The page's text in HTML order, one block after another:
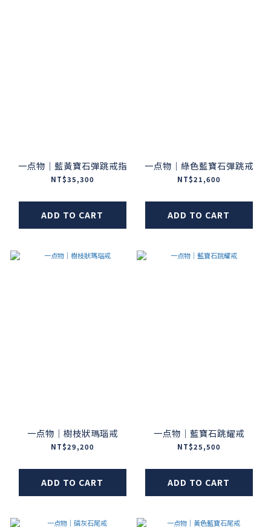
一点物｜藍黃寶石彈跳戒指
NT$35,300
ADD TO CART
一点物｜綠色藍寶石彈跳戒
NT$21,600
ADD TO CART
一点物｜樹枝狀瑪瑙戒
NT$29,200
ADD TO CART
一点物｜藍寶石跳耀戒
NT$25,500
ADD TO CART